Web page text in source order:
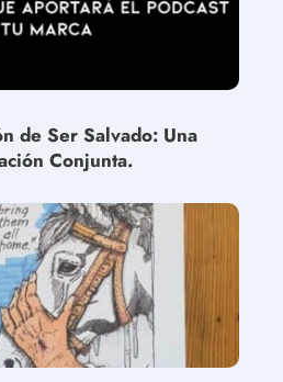
de Ser Salvado: Una
Conjunta.